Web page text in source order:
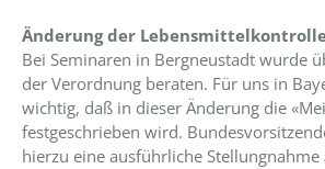
Änderung der
Bei Seminaren in Bergneustadt wurde
der Verordnung beraten. Für uns in
wichtig, daß in dieser Änderung die
festgeschrieben wird.
hierzu eine ausführliche Stellungnahme